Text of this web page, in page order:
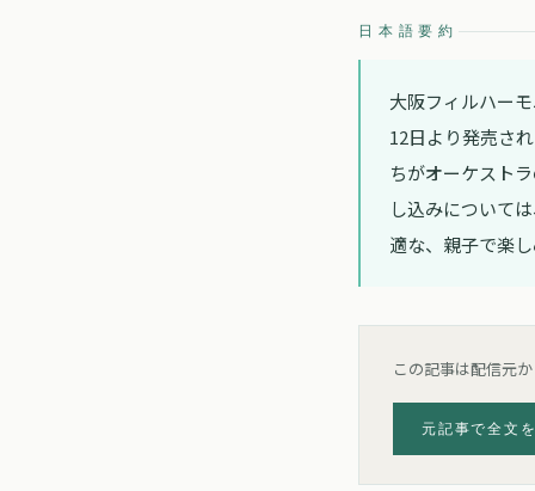
日本語要約
大阪フィルハー
12日より発売さ
ちがオーケスト
し込みについて
適な、親子で楽
この記事は配信元
元記事で全